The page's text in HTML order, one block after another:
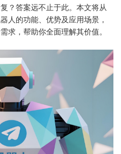
？答案远不止于此。本文将从
人的功能、优势及应用场景，
求，帮助你全面理解其价值。